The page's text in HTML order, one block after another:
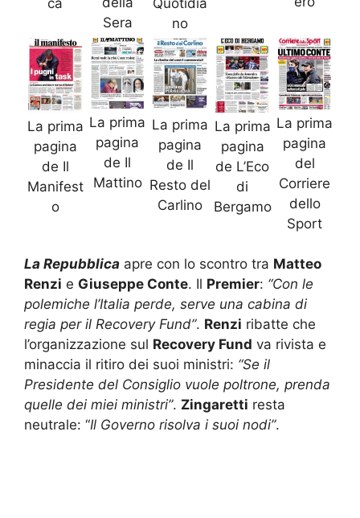
Sera
Quotidia
no
La prima
pagina
de Il
Manifest
o
La prima
pagina
de Il
Mattino
La prima
pagina
de Il
Resto del
Carlino
La prima
pagina
de L’Eco
di
Bergamo
La prima
pagina
del
Corriere
dello
Sport
La Repubblica apre con lo scontro tra Matteo
Renzi e Giuseppe Conte. Il Premier: “Con le
polemiche l’Italia perde, serve una cabina di
regia per il Recovery Fund”. Renzi ribatte che
l’organizzazione sul Recovery Fund va rivista e
minaccia il ritiro dei suoi ministri: “Se il
Presidente del Consiglio vuole poltrone, prenda
quelle dei miei ministri”. Zingaretti resta
neutrale: “Il Governo risolva i suoi nodi”.